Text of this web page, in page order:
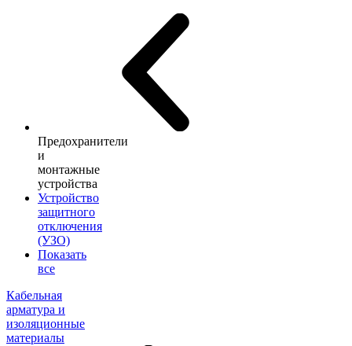
Предохранители
и
монтажные
устройства
Устройство
защитного
отключения
(УЗО)
Показать
все
Кабельная
арматура и
изоляционные
материалы